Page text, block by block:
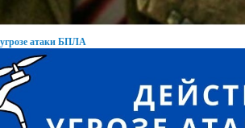
атаки БПЛА